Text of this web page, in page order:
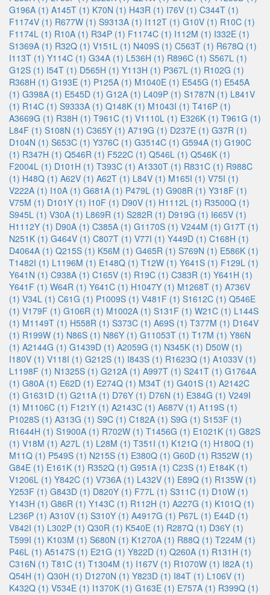
G196A (1) A145T (1) K70N (1) H43R (1) I76V (1) C344T (1)
F1174V (1) R677W (1) S9313A (1) I112T (1) G10V (1) R10C (1)
F1174L (1) R10A (1) R34P (1) F1174C (1) I112M (1) I332E (1)
S1369A (1) R32Q (1) V151L (1) N409S (1) C563T (1) R678Q (1)
I113T (1) Y114C (1) G34A (1) L536H (1) R896C (1) S567L (1)
G12S (1) I54T (1) D565H (1) Y113H (1) P367L (1) R102G (1)
R368H (1) G193E (1) P125A (1) M1040E (1) E545G (1) E545A
(1) G398A (1) E545D (1) G12A (1) L409P (1) S1787N (1) L841V
(1) R14C (1) S9333A (1) Q148K (1) M1043I (1) T416P (1)
A3669G (1) R38H (1) T961C (1) V1110L (1) E326K (1) T961G (1)
L84F (1) S108N (1) C365Y (1) A719G (1) D237E (1) G37R (1)
D104N (1) S653C (1) Y376C (1) G3514C (1) G594A (1) G190C
(1) R347H (1) Q546R (1) F522C (1) Q546L (1) Q546K (1)
F2004L (1) D101H (1) T393C (1) A1330T (1) R831C (1) R988C
(1) H48Q (1) A62V (1) A62T (1) L84V (1) M165I (1) V75I (1)
V222A (1) I10A (1) G681A (1) P479L (1) G908R (1) Y318F (1)
V75M (1) D101Y (1) I10F (1) D90V (1) H1112L (1) R3500Q (1)
S945L (1) V30A (1) L869R (1) S282R (1) D919G (1) I665V (1)
H1112Y (1) D90A (1) C385A (1) G1170S (1) V244M (1) G17T (1)
N251K (1) G464V (1) C807T (1) V77I (1) Y449D (1) C168H (1)
D4064A (1) Q215S (1) K56M (1) G465R (1) S769N (1) E586K (1)
T1482I (1) L1196M (1) E148Q (1) T12W (1) Y641S (1) F129L (1)
Y641N (1) C938A (1) C165V (1) R19C (1) C383R (1) Y641H (1)
Y641F (1) W64R (1) Y641C (1) H1047Y (1) M1268T (1) A736V
(1) V34L (1) C61G (1) P1009S (1) V481F (1) S1612C (1) Q546E
(1) V179F (1) G106R (1) M1002A (1) S131F (1) W21C (1) L144S
(1) M1149T (1) H558R (1) S373C (1) A69S (1) T377M (1) D164V
(1) R199W (1) N86S (1) N86Y (1) G11053T (1) T17M (1) Y86N
(1) A2144G (1) G1439D (1) A2059G (1) N345K (1) D50W (1)
I180V (1) V118I (1) G212S (1) I843S (1) R1623Q (1) A1033V (1)
L1198F (1) N1325S (1) G212A (1) A997T (1) S241T (1) G1764A
(1) G80A (1) E62D (1) E274Q (1) M34T (1) G401S (1) A2142C
(1) G1631D (1) G211A (1) D76Y (1) D76N (1) E384G (1) V249I
(1) M1106C (1) F121Y (1) A2143C (1) A687V (1) A119S (1)
P1028S (1) A313G (1) S9C (1) C182A (1) S9G (1) S153F (1)
R1644H (1) S1900A (1) R702W (1) T1456G (1) E1021K (1) G82S
(1) V18M (1) A27L (1) L28M (1) T351I (1) K121Q (1) H180Q (1)
M11Q (1) P549S (1) N215S (1) E380Q (1) G60D (1) R352W (1)
G84E (1) E161K (1) R352Q (1) G951A (1) C23S (1) E184K (1)
V1206L (1) Y842C (1) V736A (1) L432V (1) E89Q (1) R135W (1)
Y253F (1) G843D (1) D820Y (1) F77L (1) S311C (1) D10W (1)
Y143H (1) G86R (1) Y143C (1) R112H (1) A227G (1) K101Q (1)
L236P (1) A310V (1) S310Y (1) A4917G (1) P67L (1) E44D (1)
V842I (1) L302P (1) Q30R (1) K540E (1) R287Q (1) D36Y (1)
T599I (1) K103M (1) S680N (1) K1270A (1) R88Q (1) T224M (1)
P46L (1) A5147S (1) E21G (1) Y822D (1) Q260A (1) R131H (1)
C316N (1) T81C (1) T1304M (1) I167V (1) R1070W (1) I82A (1)
Q54H (1) Q30H (1) D1270N (1) Y823D (1) I84T (1) L106V (1)
K432Q (1) V534E (1) I1370K (1) G163E (1) E757A (1) R399Q (1)